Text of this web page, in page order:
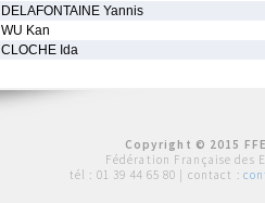
DELAFONTAINE Yannis
WU Kan
CLOCHE Ida
Copyright © 2015
Fédération Française des
tél : 01 39 44 65 80 | contact :